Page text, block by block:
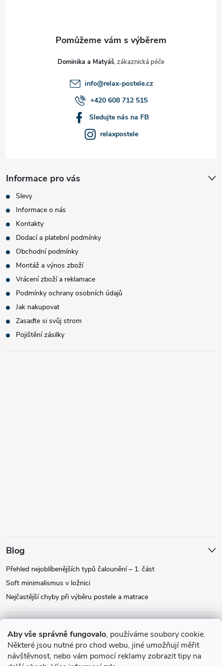
Aby vše správně fungovalo, používáme soubory cookie.
Některé jsou nutné pro chod webu, jiné umožňují měřit
návštěvnost, nebo vám pomocí reklamy zobrazit tipy na
Dominika a Matyáš
info@relax-postele.cz
+420 608 712 515
Sledujte nás na FB
relaxpostele
Informace pro vás
Slevy
Informace o nás
Kontakty
Dodací a platební podmínky
Obchodní podmínky
Montáž a výnos zboží
Vrácení zboží a reklamace
Podmínky ochrany osobních údajů
Jak nakupovat
Zasaďte si svůj strom
Pojištění zásilky
Blog
Přehled nejoblíbenějších typů čalounění – 1. část
Soft minimalismus v ložnici
Nejčastější chyby při výběru postele a matrace
Instagram